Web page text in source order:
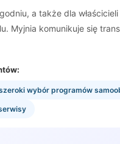
a także dla
Myjnia komunikuje się
wybór programów